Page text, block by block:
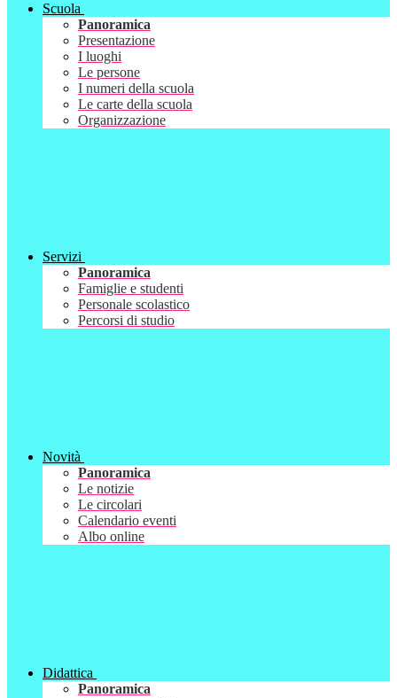
Scuola
Panoramica
Presentazione
I luoghi
Le persone
I numeri della scuola
Le carte della scuola
Organizzazione
Servizi
Panoramica
Famiglie e studenti
Personale scolastico
Percorsi di studio
Novità
Panoramica
Le notizie
Le circolari
Calendario eventi
Albo online
Didattica
Panoramica